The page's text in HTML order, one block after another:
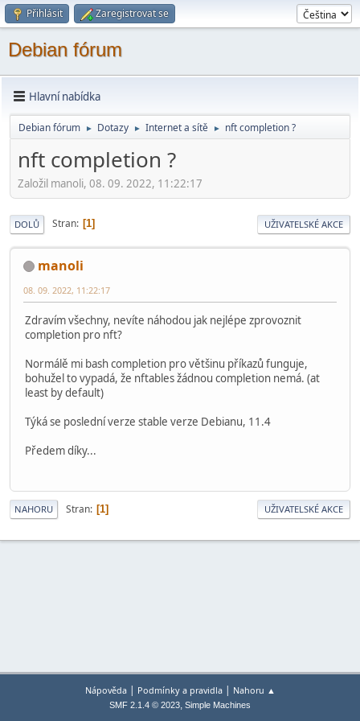
Přihlásit Zaregistrovat se
Debian fórum
Hlavní nabídka
Debian fórum ► Dotazy ► Internet a sítě ► nft completion ?
nft completion ?
Založil manoli, 08. 09. 2022, 11:22:17
DOLŮ Stran 1 UŽIVATELSKÉ AKCE
manoli
08. 09. 2022, 11:22:17
Zdravím všechny, nevíte náhodou jak nejlépe zprovoznit
completion pro nft?
Normálě mi bash completion pro většinu příkazů funguje,
bohužel to vypadá, že nftables žádnou completion nemá. (at
least by default)
Týká se poslední verze stable verze Debianu, 11.4
Předem díky...
NAHORU Stran 1 UŽIVATELSKÉ AKCE
Nápověda| Podmínky a pravidla| Nahoru ▲
SMF 2.1.4 © 2023, Simple Machines